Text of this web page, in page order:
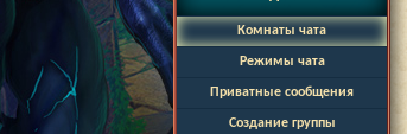
Комнаты чата
Режимы чата
Приватные сообщения
Создание группы